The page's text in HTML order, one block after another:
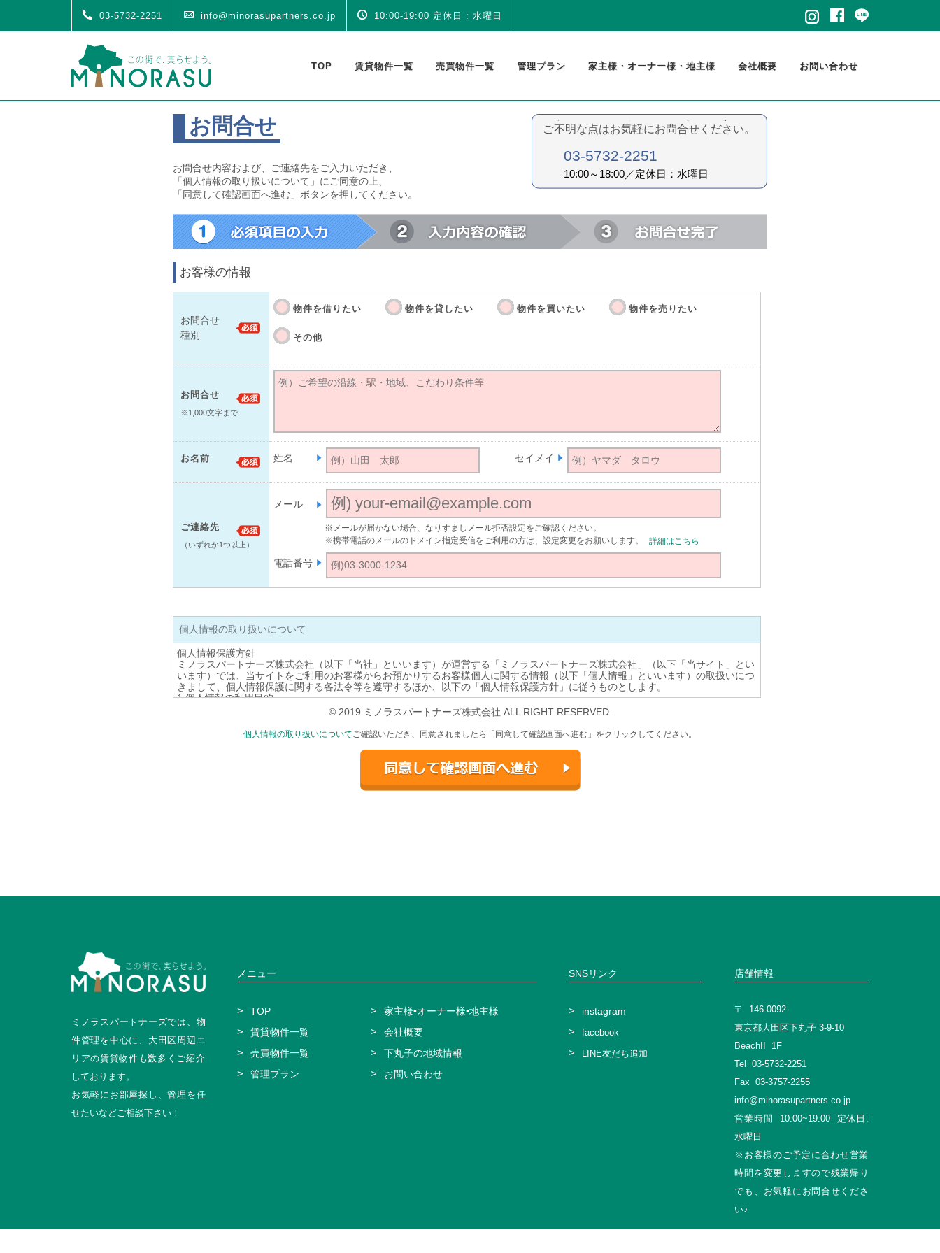
03-5732-2251 info@minorasupartners.co.jp 10:00-19:00 定休日 : 水曜日
TOP 賃貸物件一覧 売買物件一覧 管理プラン 家主様・オーナー様・地主様 会社概要 お問い合わせ
お問合せ ご不明な点はお気軽にお問合せください。
03-5732-2251
10:00～18:00／定休日：水曜日
お問合せ内容および、ご連絡先をご入力いただき、
「個人情報の取り扱いについて」にご同意の上、
「同意して確認画面へ進む」ボタンを押してください。
お客様の情報
お問合せ
種別
物件を借りたい 物件を貸したい 物件を買いたい 物件を売りたい
その他
お問合せ
※1,000文字まで
お名前 姓名 セイメイ
ご連絡先
（いずれか1つ以上）
メール
※メールが届かない場合、なりすましメール拒否設定をご確認ください。
※携帯電話のメールのドメイン指定受信をご利用の方は、設定変更をお願いします。
詳細はこちら
電話番号
個人情報の取り扱いについて
個人情報保護方針
ミノラスパートナーズ株式会社（以下「当社」といいます）が運営する「ミノラスパートナーズ株式会社」（以下「当サイト」とい
います）では、当サイトをご利用のお客様からお預かりするお客様個人に関する情報（以下「個人情報」といいます）の取扱いにつ
きまして、個人情報保護に関する各法令等を遵守するほか、以下の「個人情報保護方針」に従うものとします。
1.個人情報の利用目的
1）当サイトでは、個人情報を以下の目的で利用させていただきます。
(1)不動産の売買契約または賃貸契約の相手方の探索、売買・賃貸借・仲介・管理等に関する契約の締結、および契約に基づく役務
の提供、その他アフターサービスの実施。
(3)お客様からの資料等ご請求およびお問合せ内容の物件情報提供者への提供。
(4)お客様に対する当サイトまたは当社が行うアンケート、キャンペーン、サービスおよび商品等の案内、応募受付、プレゼント等
(5)お客様から寄せられたご意見およびアンケート類の集計・連絡・確認等。
2.個人情報の管理
化通信であるSSLを使用しております。
(4)個人情報保護に関する法令・ガイドラインを遵守するほか、社内でもこれらに従って社内体制を整備しております。
3.個人情報の第三者提供・共同利用
(1)法令により第三者への提供が認められている場合。
(2)裁判所や警察署等の公的機関からの要請に当社が応じる場合。
(3)お客様ご自身や第三者の生命・身体・財産の保護のため必要があり、緊急時等お客様の同意を得ることが困難である場合。
2)「1.個人情報の利用目的」(1)に従って、契約管理およびアフターサービスの実施のためお客様の個人情報を契約の相手方や他の宅
地建物取引業者等の第三者に提供する必要がある場合、当社はお客様の同意を得るものとします。
3)当サイトでは、個人情報を共同利用する必要が生じる場合、個人情報保護に従って別途必要な措置をとるものとします。
4)当サイトでは、お客様の個人情報について、個人を特定できない形式で加工し統計データを作成し、第三者に提供する場合がござ
います。
4.個人情報の外部委託
2)お客様は、当サイトにてお客様からお預かりする個人情報が最新かつ正確であることについて責任を負うものとし、個人情報が現
3)お客様ご自身にて不動産の売買契約または賃貸契約の相手方に個人情報を提供される等、当サイトまたは当社を介して第三者に対
© 2019 ミノラスパートナーズ株式会社 ALL RIGHT RESERVED.
個人情報の取り扱いについてご確認いただき、同意されましたら「同意して確認画面へ進む」をクリックしてください。
ミノラスパートナーズでは、物
件管理を中心に、大田区周辺エ
リアの賃貸物件も数多くご紹介
しております。
お気軽にお部屋探し、管理を任
せたいなどご相談下さい！
メニュー
TOP
賃貸物件一覧
売買物件一覧
管理プラン
家主様•オーナー様•地主様
会社概要
下丸子の地域情報
お問い合わせ
SNSリンク
instagram
facebook
LINE友だち追加
店舗情報
〒 146-0092
東京都大田区下丸子 3-9-10
BeachII 1F
Tel 03-5732-2251
Fax 03-3757-2255
info@minorasupartners.co.jp
営業時間 10:00~19:00 定休日:
水曜日
※お客様のご予定に合わせ営業
時間を変更しますので残業帰り
でも、お気軽にお問合せくださ
い♪